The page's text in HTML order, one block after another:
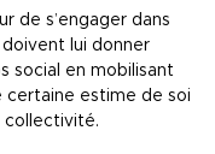
de s’engager dans
lui donner
social en mobilisant
certaine estime de soi
collectivité.